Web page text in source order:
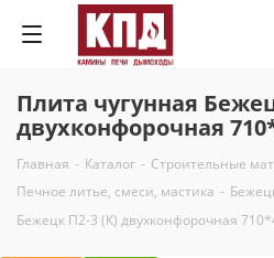
Плита чугунная
двухконфорочная
Главная - Каталог - Строительные
Печное литье, смеси, мастика -
Бежецк П2-3 (К) двухконфорочная